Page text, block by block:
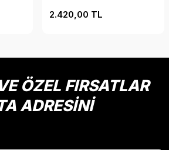
2.420,00 TL
ÖZEL FIRSATLAR
ADRESİNİ